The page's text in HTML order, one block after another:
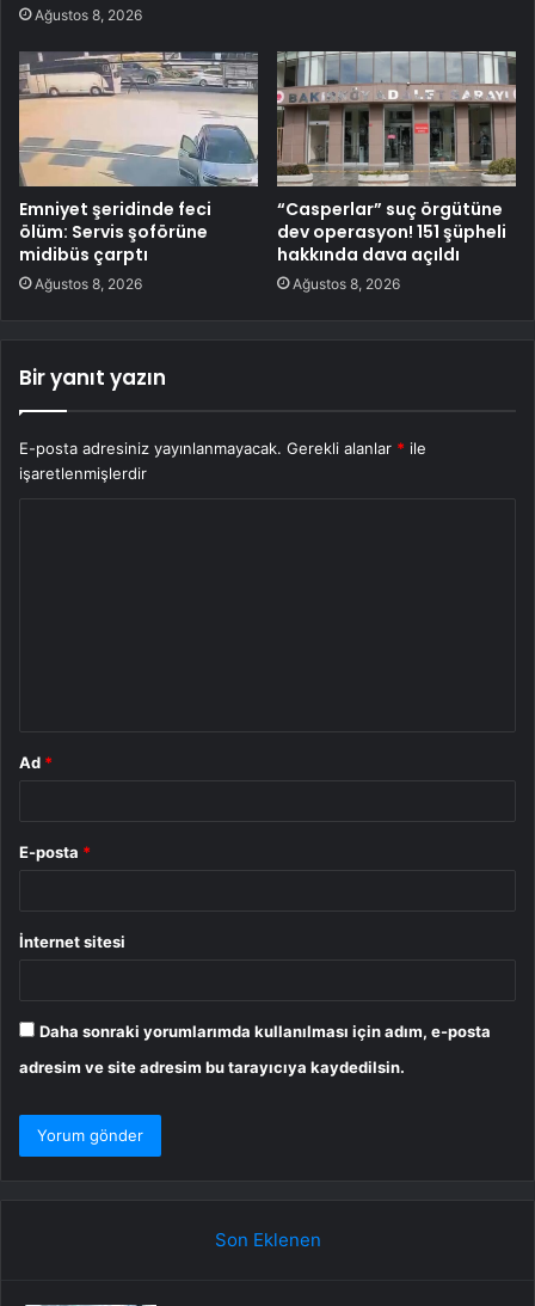
Ağustos 8, 2026
Emniyet şeridinde feci
ölüm: Servis şoförüne
midibüs çarptı
Ağustos 8, 2026
“Casperlar” suç örgütüne
dev operasyon! 151 şüpheli
hakkında dava açıldı
Ağustos 8, 2026
Bir yanıt yazın
E-posta adresiniz yayınlanmayacak. Gerekli alanlar * ile
işaretlenmişlerdir
Ad *
E-posta *
İnternet sitesi
Daha sonraki yorumlarımda kullanılması için adım, e-posta
adresim ve site adresim bu tarayıcıya kaydedilsin.
Son Eklenen